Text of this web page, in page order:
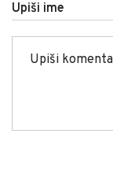
Upiši ime